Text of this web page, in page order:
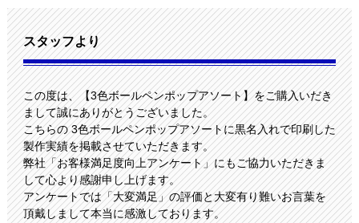
スタッフより
この度は、【3色ボールペンポップアソート】をご購入いだき
まして誠にありがとうございました。
こちらの 3色ボールペンポップアソートに黒名入れで印刷した
製作実績を掲載させていただきます。
弊社「お客様満足度向上アンケート」にもご協力いただきま
して心より感謝申し上げます。
アンケートでは「大変満足」の評価と大変有り難いお言葉を
頂戴しまして本当に感激しております。